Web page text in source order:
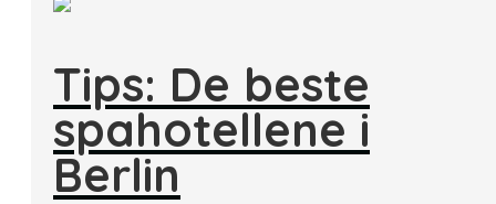
Tips: De beste
spahotellene i
Berlin